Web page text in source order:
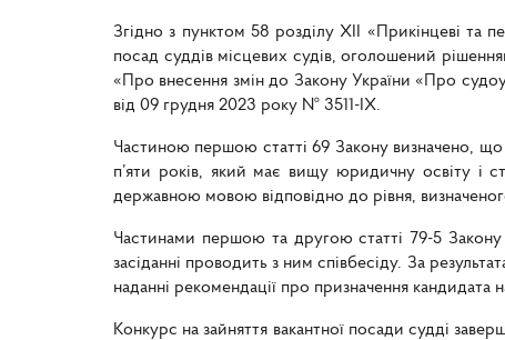
Згідно з пунктом 58 розділу XII «Прикінцеві та
посад суддів місцевих судів, оголошений
«Про внесення змін до Закону України «Про
від 09 грудня 2023 року № 3511-IX.
Частиною першою статті 69 Закону визначено,
п’яти років, який має вищу юридичну освіту і
державною мовою відповідно до рівня,
Частинами першою та другою статті 79-5 Закону
засіданні проводить з ним співбесіду. За
наданні рекомендації про призначення кандидата
Конкурс на зайняття вакантної посади судді